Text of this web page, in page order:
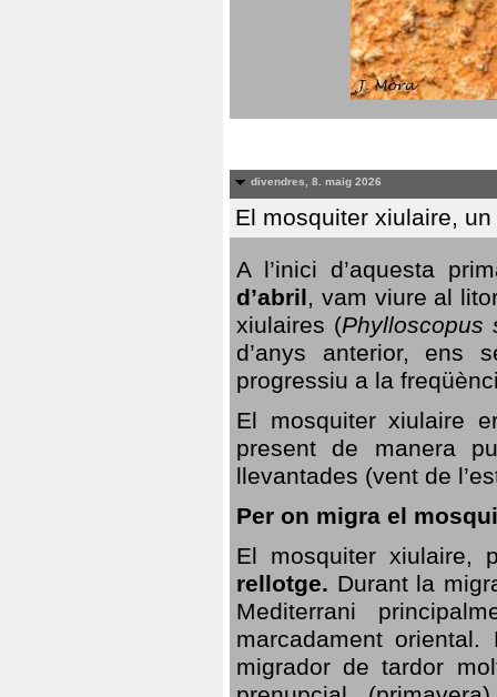
divendres, 8. maig 2026
El mosquiter xiulaire,
A l’inici d’aquesta
d’abril, vam viure al
xiulaires (Phylloscopus
d’anys anterior, ens
progressiu a la
El mosquiter xiulaire
present de manera
llevantades (vent de
Per on migra el
El mosquiter xiulaire,
rellotge. Durant la
Mediterrani
marcadament
migrador de tardor